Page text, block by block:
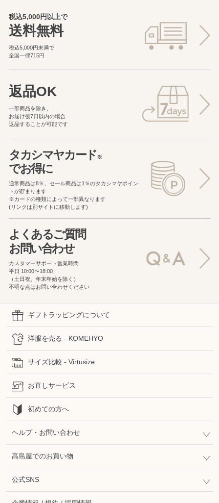
税込5,000円以上で
送料無料
税込5,000円未満で
全国一律715円
返品OK
一部商品を除き、
お届け後7日以内の場合
返品することが可能です
タカシマヤカード※
でお得に
通常商品は8％、セール商品は1％のタカシマヤポイン
トが貯まります
※カードの種類によって一部異なります
(リンクは別サイトに移動します)
よくあるご質問
お問い合わせ
カスタマーサポート営業時間
平日 10:00〜18:00
（土日祝、年末年始を除く）
不明な点はお問い合わせください
ギフトラッピングについて
洋服を売る - KOMEHYO
サイズ比較 - Virtusize
お直しサービス
初めての方へ
ヘルプ・お問い合わせ
高島屋でのお買い物
公式SNS